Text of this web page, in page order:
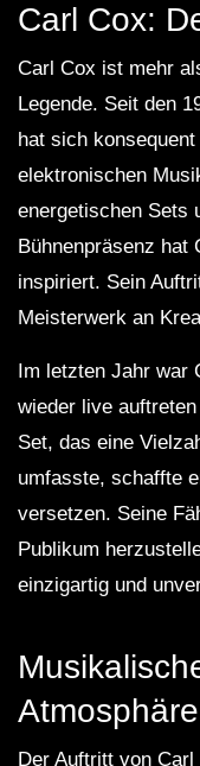
Carl Cox:
Carl Cox ist mehr
Legende. Seit den
hat sich
elektronischen
energetischen Sets
Bühnenpräsenz hat
inspiriert. Sein
Meisterwerk an
Im letzten Jahr war
wieder live
Set, das eine
umfasste, schaffte
versetzen. Seine
Publikum
einzigartig und
Atmosphäre
Der Auftritt von